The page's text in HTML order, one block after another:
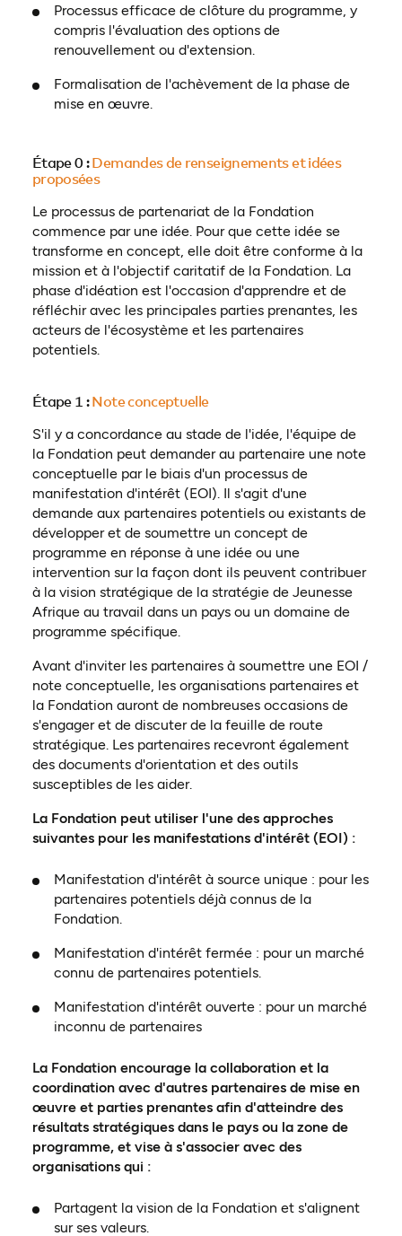
Processus efficace de clôture du programme, y
compris l'évaluation des options de
renouvellement ou d'extension.
Formalisation de l'achèvement de la phase de
mise en œuvre.
Étape 0 : Demandes de renseignements et idées
proposées
Le processus de partenariat de la Fondation
commence par une idée. Pour que cette idée se
transforme en concept, elle doit être conforme à la
mission et à l'objectif caritatif de la Fondation. La
phase d'idéation est l'occasion d'apprendre et de
réfléchir avec les principales parties prenantes, les
acteurs de l'écosystème et les partenaires
potentiels.
Étape 1 :Note conceptuelle
S'il y a concordance au stade de l'idée, l'équipe de
la Fondation peut demander au partenaire une note
conceptuelle par le biais d'un processus de
manifestation d'intérêt (EOI). Il s'agit d'une
demande aux partenaires potentiels ou existants de
développer et de soumettre un concept de
programme en réponse à une idée ou une
intervention sur la façon dont ils peuvent contribuer
à la vision stratégique de la stratégie de Jeunesse
Afrique au travail dans un pays ou un domaine de
programme spécifique.
Avant d'inviter les partenaires à soumettre une EOI /
note conceptuelle, les organisations partenaires et
la Fondation auront de nombreuses occasions de
s'engager et de discuter de la feuille de route
stratégique. Les partenaires recevront également
des documents d'orientation et des outils
susceptibles de les aider.
La Fondation peut utiliser l'une des approches
suivantes pour les manifestations d'intérêt (EOI) :
Manifestation d'intérêt à source unique : pour les
partenaires potentiels déjà connus de la
Fondation.
Manifestation d'intérêt fermée : pour un marché
connu de partenaires potentiels.
Manifestation d'intérêt ouverte : pour un marché
inconnu de partenaires
La Fondation encourage la collaboration et la
coordination avec d'autres partenaires de mise en
œuvre et parties prenantes afin d'atteindre des
résultats stratégiques dans le pays ou la zone de
programme, et vise à s'associer avec des
organisations qui :
Partagent la vision de la Fondation et s'alignent
sur ses valeurs.